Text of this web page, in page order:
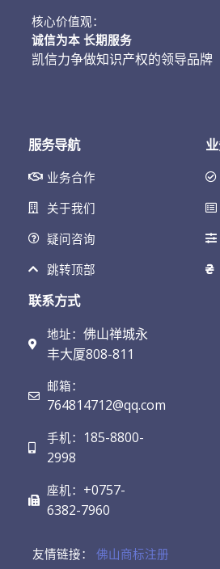
核心价值观：
诚信为本 长期服务
凯信力争做知识产权的领导品牌
服务导航
业务合作
关于我们
疑问咨询
跳转顶部
联系方式
地址： 佛山禅城永
丰大厦808-811
邮箱：
764814712@qq.com
手机： 185-8800-
2998
座机： +0757-
6382-7960
友情链接： 佛山商标注册